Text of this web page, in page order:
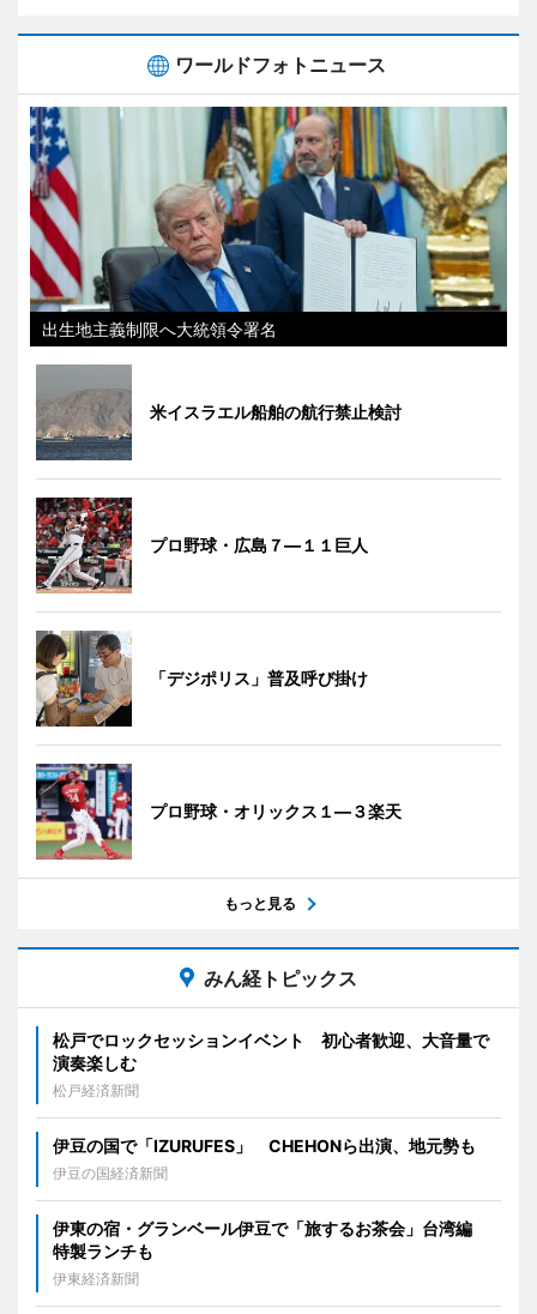
ワールドフォトニュース
出生地主義制限へ大統領令署名
米イスラエル船舶の航行禁止検討
プロ野球・広島７―１１巨人
「デジポリス」普及呼び掛け
プロ野球・オリックス１―３楽天
もっと見る
みん経トピックス
松戸でロックセッションイベント 初心者歓迎、大音量で
演奏楽しむ
松戸経済新聞
伊豆の国で「IZURUFES」 CHEHONら出演、地元勢も
伊豆の国経済新聞
伊東の宿・グランベール伊豆で「旅するお茶会」台湾編
特製ランチも
伊東経済新聞